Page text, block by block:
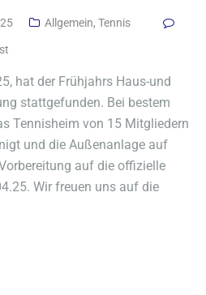
Allgemein, Tennis
hat der Frühjahrs Haus-und
stattgefunden. Bei bestem
Tennisheim von 15 Mitgliedern
und die Außenanlage auf
auf die offizielle
Wir freuen uns auf die